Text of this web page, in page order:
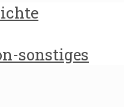
sonstiges